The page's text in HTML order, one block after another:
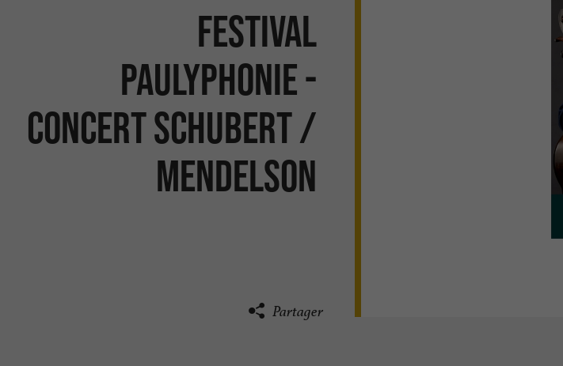
Festival
Paulyphonie -
Concert Schubert /
Mendelson
Partager